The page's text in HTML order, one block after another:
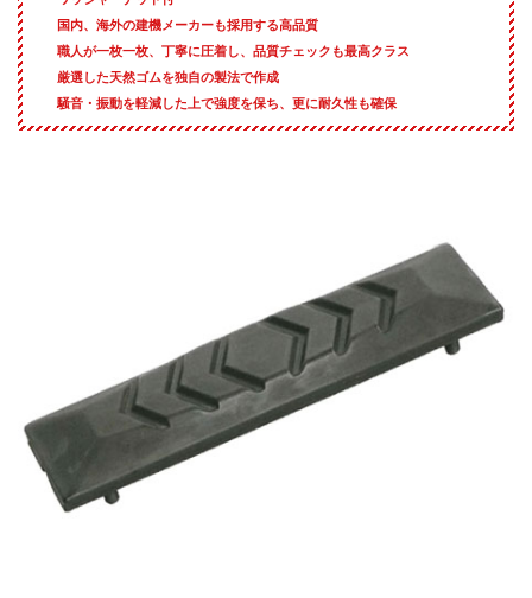
国内、海外の建機メーカーも採用する高品質
職人が一枚一枚、丁寧に圧着し、品質チェックも最高クラス
厳選した天然ゴムを独自の製法で作成
騒音・振動を軽減した上で強度を保ち、更に耐久性も確保